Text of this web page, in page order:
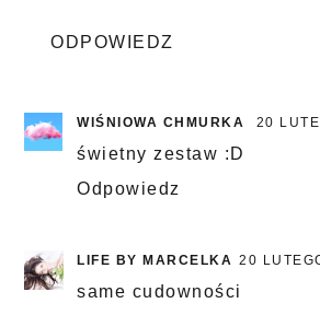
ODPOWIEDZ
WIŚNIOWA CHMURKA 20
świetny zestaw :D
Odpowiedz
LIFE BY MARCELKA 20
same cudowności